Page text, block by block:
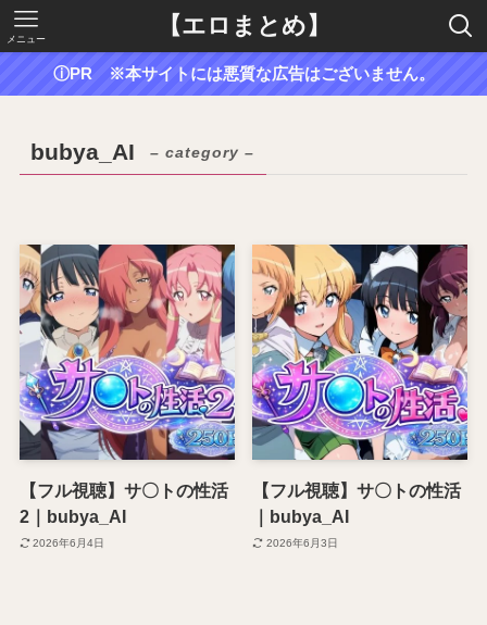
【エロまとめ】
メニュー
ⓘPR ※本サイトには悪質な広告はございません。
bubya_AI – category –
【フル視聴】サ〇トの性活
2｜bubya_AI
2026年6月4日
【フル視聴】サ〇トの性活
｜bubya_AI
2026年6月3日